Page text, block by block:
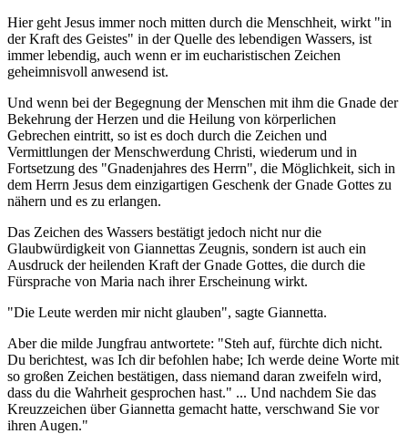
Hier geht Jesus immer noch mitten durch die Menschheit, wirkt "in
der Kraft des Geistes" in der Quelle des lebendigen Wassers, ist
immer lebendig, auch wenn er im eucharistischen Zeichen
geheimnisvoll anwesend ist.
Und wenn bei der Begegnung der Menschen mit ihm die Gnade der
Bekehrung der Herzen und die Heilung von körperlichen
Gebrechen eintritt, so ist es doch durch die Zeichen und
Vermittlungen der Menschwerdung Christi, wiederum und in
Fortsetzung des "Gnadenjahres des Herrn", die Möglichkeit, sich in
dem Herrn Jesus dem einzigartigen Geschenk der Gnade Gottes zu
nähern und es zu erlangen.
Das Zeichen des Wassers bestätigt jedoch nicht nur die
Glaubwürdigkeit von Giannettas Zeugnis, sondern ist auch ein
Ausdruck der heilenden Kraft der Gnade Gottes, die durch die
Fürsprache von Maria nach ihrer Erscheinung wirkt.
"Die Leute werden mir nicht glauben", sagte Giannetta.
Aber die milde Jungfrau antwortete: "Steh auf, fürchte dich nicht.
Du berichtest, was Ich dir befohlen habe; Ich werde deine Worte mit
so großen Zeichen bestätigen, dass niemand daran zweifeln wird,
dass du die Wahrheit gesprochen hast." ... Und nachdem Sie das
Kreuzzeichen über Giannetta gemacht hatte, verschwand Sie vor
ihren Augen."